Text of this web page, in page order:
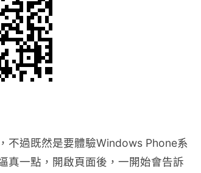
不過既然是要體驗Windows Phone系
真一點，開啟頁面後，一開始會告訴